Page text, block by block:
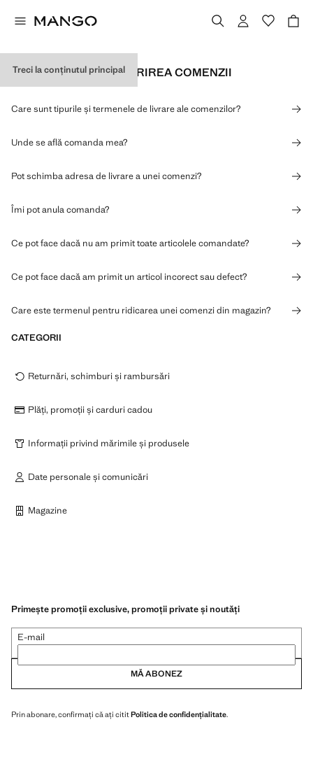
Treci la conținutul principal
EXPEDIEREA ȘI URMĂRIREA COMENZII
Care sunt tipurile și termenele de livrare ale comenzilor?
Unde se află comanda mea?
Pot schimba adresa de livrare a unei comenzi?
Îmi pot anula comanda?
Ce pot face dacă nu am primit toate articolele comandate?
Ce pot face dacă am primit un articol incorect sau defect?
Care este termenul pentru ridicarea unei comenzi din magazin?
CATEGORII
Returnări, schimburi și rambursări
Plăți, promoții și carduri cadou
Informații privind mărimile și produsele
Date personale și comunicări
Magazine
Primește promoții exclusive, promoții private și noutăți
E-mail
MĂ ABONEZ
Prin abonare, confirmați că ați cititPolitica de confidențialitate.